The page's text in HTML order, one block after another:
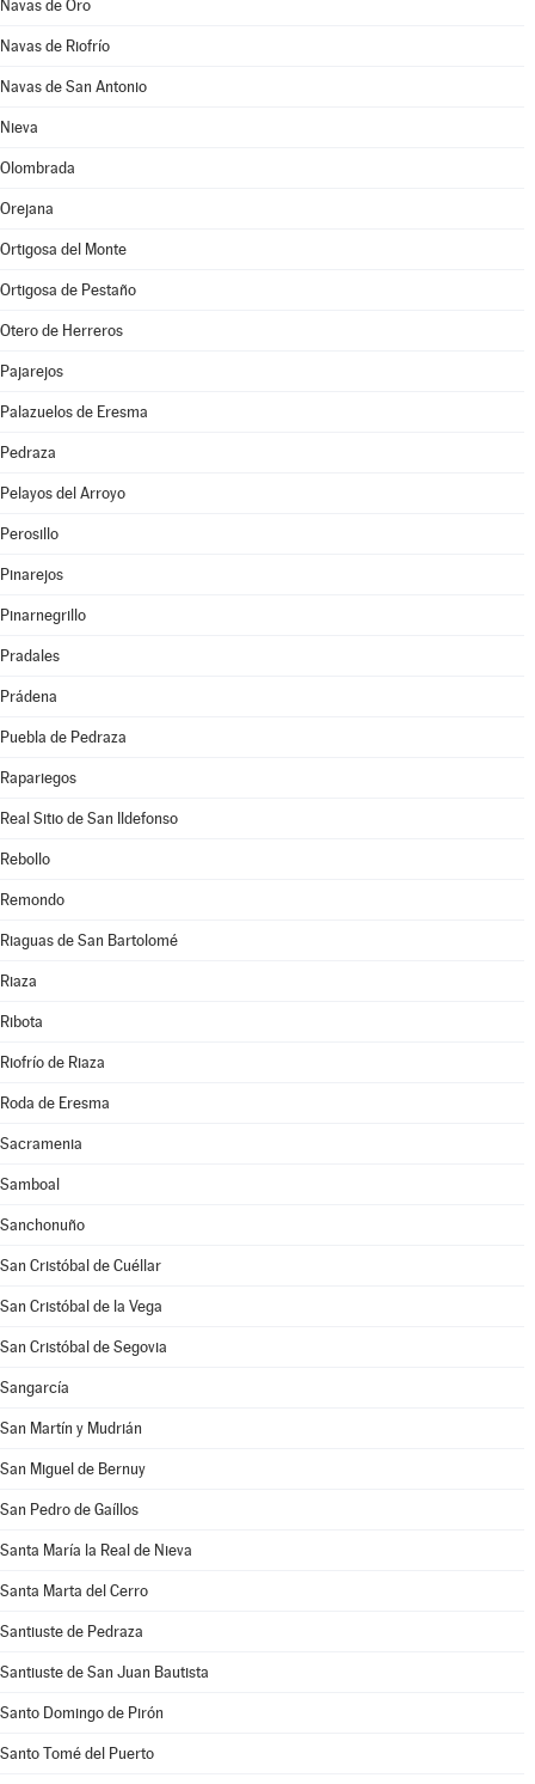
Navas de Oro
Navas de Riofrío
Navas de San Antonio
Nieva
Olombrada
Orejana
Ortigosa del Monte
Ortigosa de Pestaño
Otero de Herreros
Pajarejos
Palazuelos de Eresma
Pedraza
Pelayos del Arroyo
Perosillo
Pinarejos
Pinarnegrillo
Pradales
Prádena
Puebla de Pedraza
Rapariegos
Real Sitio de San Ildefonso
Rebollo
Remondo
Riaguas de San Bartolomé
Riaza
Ribota
Riofrío de Riaza
Roda de Eresma
Sacramenia
Samboal
Sanchonuño
San Cristóbal de Cuéllar
San Cristóbal de la Vega
San Cristóbal de Segovia
Sangarcía
San Martín y Mudrián
San Miguel de Bernuy
San Pedro de Gaíllos
Santa María la Real de Nieva
Santa Marta del Cerro
Santiuste de Pedraza
Santiuste de San Juan Bautista
Santo Domingo de Pirón
Santo Tomé del Puerto